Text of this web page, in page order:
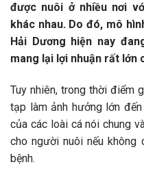
được nuôi ở nhiều nơi
khác nhau. Do đó, mô
Hải Dương hiện nay
mang lại lợi nhuận rất lớn
Tuy nhiên, trong thời điểm
tạp làm ảnh hưởng lớn
của các loài cá nói chung
cho người nuôi nếu không
bệnh.